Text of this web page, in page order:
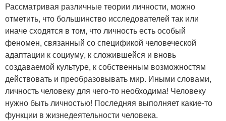
Рассматривая различные теории личности, можно
отметить, что большинство исследователей так или
иначе сходятся в том, что личность есть особый
феномен, связанный со спецификой человеческой
адаптации к социуму, к сложившейся и вновь
создаваемой культуре, к собственным возможностям
действовать и преобразовывать мир. Иными словами,
личность человеку для чего-то необходима! Человеку
нужно быть личностью! Последняя выполняет какие-то
функции в жизнедеятельности человека.